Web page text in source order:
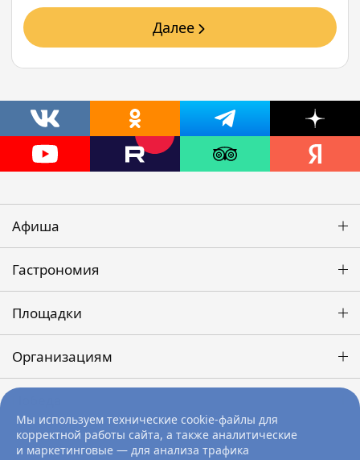
Мы используем технические cookie-файлы для
корректной работы сайта, а также аналитические
и маркетинговые — для анализа трафика
Далее
Афиша
Гастрономия
Площадки
Организациям